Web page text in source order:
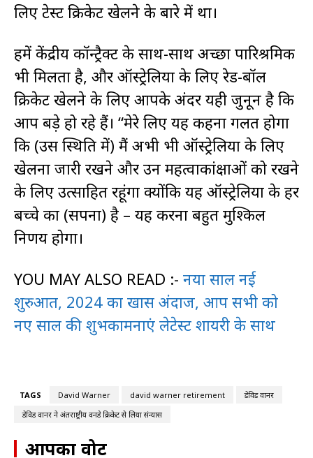
लिए टेस्ट क्रिकेट खेलने के बारे में था।
हमें केंद्रीय कॉन्ट्रैक्ट के साथ-साथ अच्छा पारिश्रमिक
भी मिलता है, और ऑस्ट्रेलिया के लिए रेड-बॉल
क्रिकेट खेलने के लिए आपके अंदर यही जुनून है कि
आप बड़े हो रहे हैं। “मेरे लिए यह कहना गलत होगा
कि (उस स्थिति में) मैं अभी भी ऑस्ट्रेलिया के लिए
खेलना जारी रखने और उन महत्वाकांक्षाओं को रखने
के लिए उत्साहित रहूंगा क्योंकि यह ऑस्ट्रेलिया के हर
बच्चे का (सपना) है – यह करना बहुत मुश्किल
निर्णय होगा।
YOU MAY ALSO READ :- नया साल नई
शुरुआत, 2024 का खास अंदाज, आप सभी को
नए साल की शुभकामनाएं लेटेस्ट शायरी के साथ
TAGS David Warner david warner retirement
डेविड वार्नर
डेविड वार्नर ने अंतराष्ट्रीय वनडे क्रिकेट से लिया संन्यास
आपका वोट